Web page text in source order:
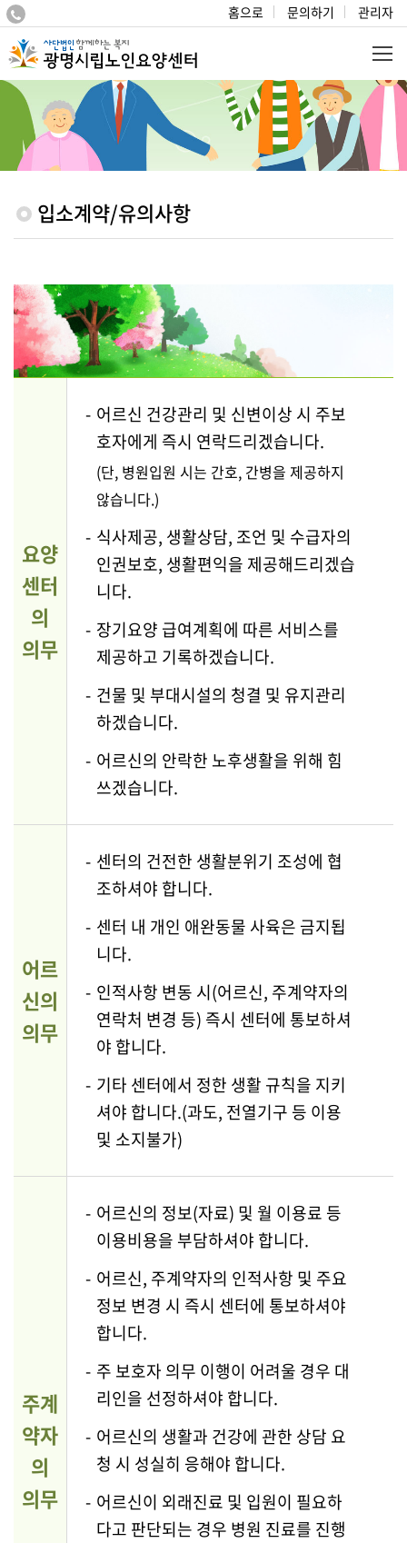
홈으로 문의하기 관리자
입소계약/유의사항
요양
센터
의
의무
- 어르신 건강관리 및 신변이상 시 주보
호자에게 즉시 연락드리겠습니다.
(단, 병원입원 시는 간호, 간병을 제공하지
않습니다.)
- 식사제공, 생활상담, 조언 및 수급자의
인권보호, 생활편익을 제공해드리겠습
니다.
- 장기요양 급여계획에 따른 서비스를
제공하고 기록하겠습니다.
- 건물 및 부대시설의 청결 및 유지관리
하겠습니다.
- 어르신의 안락한 노후생활을 위해 힘
쓰겠습니다.
어르
신의
의무
- 센터의 건전한 생활분위기 조성에 협
조하셔야 합니다.
- 센터 내 개인 애완동물 사육은 금지됩
니다.
- 인적사항 변동 시(어르신, 주계약자의
연락처 변경 등) 즉시 센터에 통보하셔
야 합니다.
- 기타 센터에서 정한 생활 규칙을 지키
셔야 합니다.(과도, 전열기구 등 이용
및 소지불가)
주계
약자
의
의무
- 어르신의 정보(자료) 및 월 이용료 등
이용비용을 부담하셔야 합니다.
- 어르신, 주계약자의 인적사항 및 주요
정보 변경 시 즉시 센터에 통보하셔야
합니다.
- 주 보호자 의무 이행이 어려울 경우 대
리인을 선정하셔야 합니다.
- 어르신의 생활과 건강에 관한 상담 요
청 시 성실히 응해야 합니다.
- 어르신이 외래진료 및 입원이 필요하
다고 판단되는 경우 병원 진료를 진행